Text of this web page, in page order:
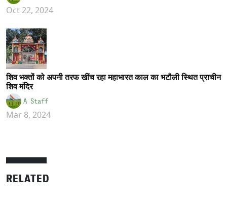
Oct 22, 2024
शिव भक्तों को अपनी तरफ खींच रहा महाभारत काल का भटौली स्थित प्राचीन
शिव मंदिर
A Staff
Mar 8, 2024
RELATED